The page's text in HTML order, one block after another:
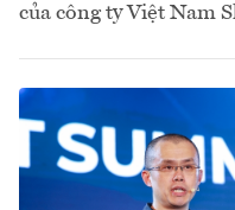
của công ty Việt Nam